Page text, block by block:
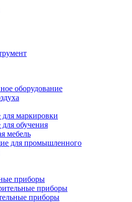
оборудование
маркировки
обучения
мебель
для промышленного
приборы
приборы
приборы